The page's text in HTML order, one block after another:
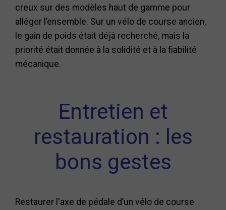
creux sur des modèles haut de gamme pour
alléger l’ensemble. Sur un vélo de course ancien,
le gain de poids était déjà recherché, mais la
priorité était donnée à la solidité et à la fiabilité
mécanique.
Entretien et
restauration : les
bons gestes
Restaurer l'axe de pédale d’un vélo de course